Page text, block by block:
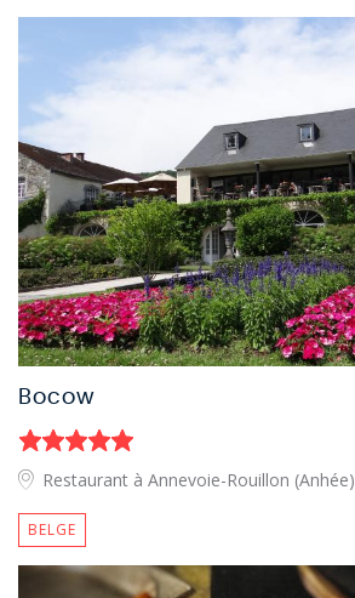
Bocow
Restaurant à Annevoie-Rouillon (Anhée)
BELGE